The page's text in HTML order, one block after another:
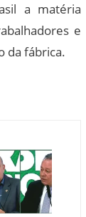
a matéria
e
da fábrica.